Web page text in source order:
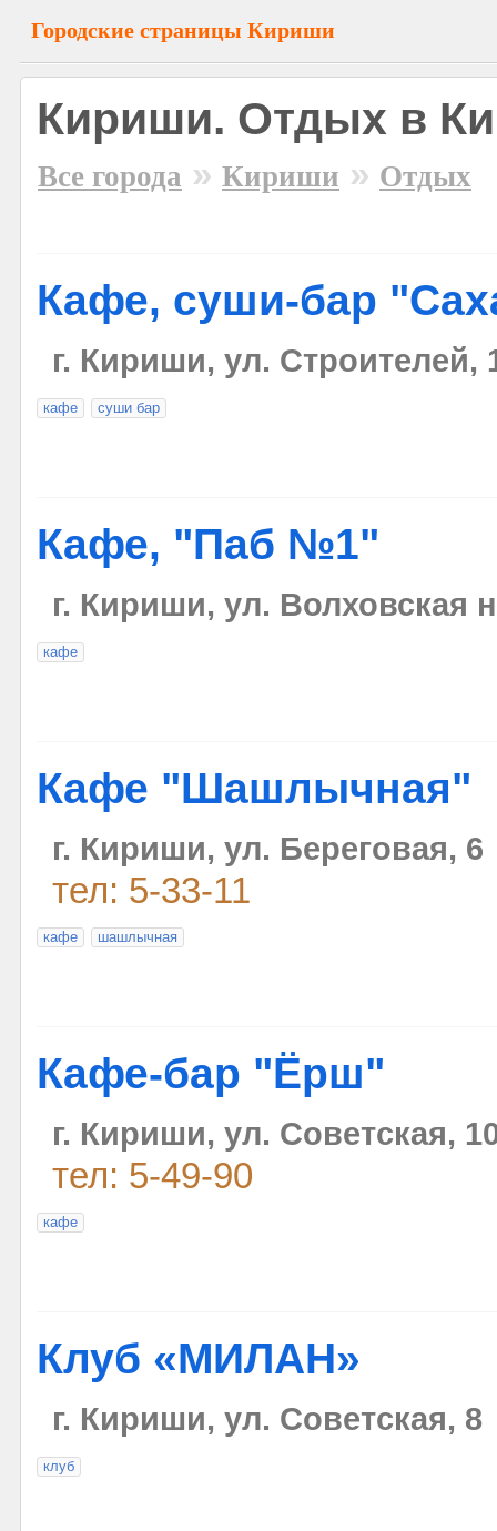
Городские страницы Кириши
Кириши. Отдых в
Все города » Кириши » Отдых
Кафе, суши-бар
г. Кириши, ул. Строителей,
кафе суши бар
Кафе, "Паб №1"
г. Кириши, ул. Волховская
кафе
Кафе "Шашлычная"
г. Кириши, ул. Береговая, 6
тел: 5-33-11
кафе шашлычная
Кафе-бар "Ёрш"
г. Кириши, ул. Советская,
тел: 5-49-90
кафе
Клуб «МИЛАН»
г. Кириши, ул. Советская, 8
клуб